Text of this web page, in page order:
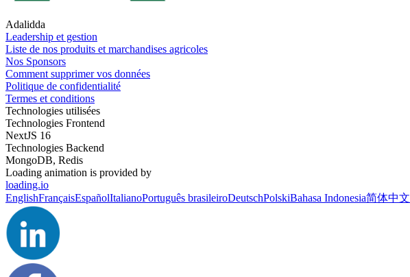
Adalidda
Leadership et gestion
Liste de nos produits et marchandises agricoles
Nos Sponsors
Comment supprimer vos données
Politique de confidentialité
Termes et conditions
Technologies utilisées
Technologies Frontend
NextJS 16
Technologies Backend
MongoDB, Redis
Loading animation is provided by
loading.io
EnglishFrançaisEspañolItalianoPortuguês brasileiroDeutschPolskiBahasa Indonesia简体中文